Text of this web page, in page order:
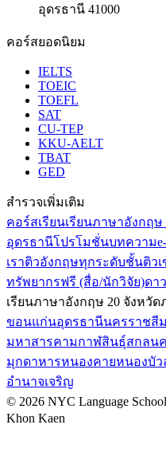
อุดรธานี 41000
คอร์สยอดนิยม
IELTS
TOEIC
TOEFL
SAT
CU-TEP
KKU-AELT
TBAT
GED
สำรวจเพิ่มเติม
คอร์สเรียนเรียนภาษาอังกฤ
อุดรธานีโปรโมชั่นบทความ
เราติวอังกฤษทุกระดับชั้นติว
ทรัพยากรฟรี (สื่อ/นักวิจัย)ดา
เรียนภาษาอังกฤษ 20 จังหวั
ขอนแก่นอุดรธานีนครราชสี
มหาสารคามกาฬสินธุ์สกลน
มุกดาหารหนองคายหนองบัว
อำนาจเจริญ
© 2026 NYC Language
Khon Kaen